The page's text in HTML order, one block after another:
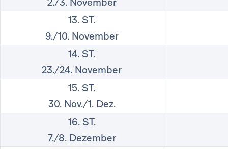
13. ST.
9./10. November
14. ST.
23./24. November
15. ST.
30. Nov./1. Dez.
16. ST.
7./8. Dezember